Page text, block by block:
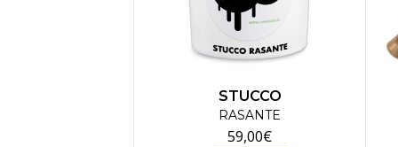
STUCCO
RASANTE
59,00€